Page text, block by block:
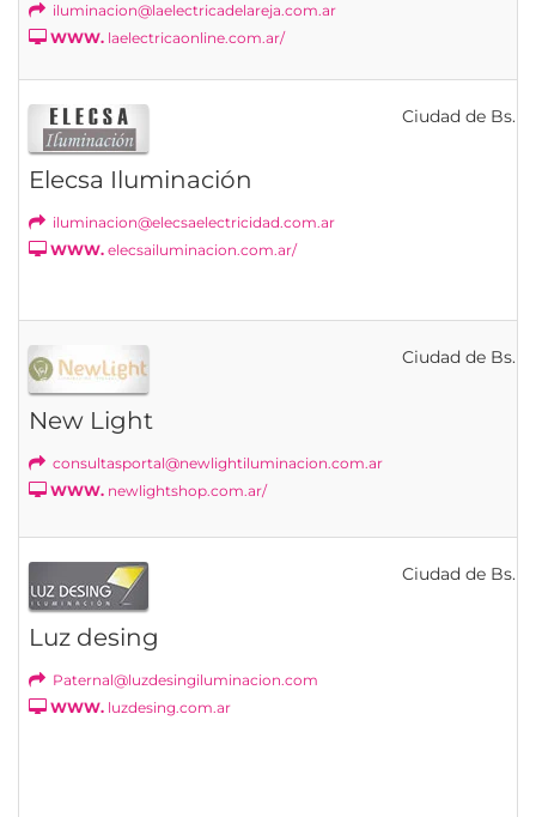
iluminacion@laelectricadelareja.com.ar
WWW. laelectricaonline.com.ar/
Elecsa Iluminación
iluminacion@elecsaelectricidad.com.ar
WWW. elecsailuminacion.com.ar/
Ciudad de Bs.
New Light
consultasportal@newlightiluminacion.com.ar
WWW. newlightshop.com.ar/
Ciudad de Bs.
Luz desing
Paternal@luzdesingiluminacion.com
WWW. luzdesing.com.ar
Ciudad de Bs.